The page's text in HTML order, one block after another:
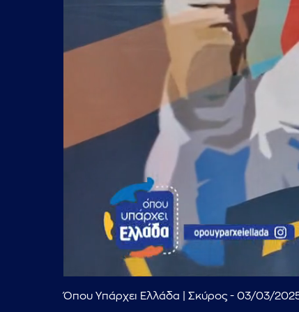
Όπου Υπάρχει Ελλάδα | Σκύρος - 03/03/